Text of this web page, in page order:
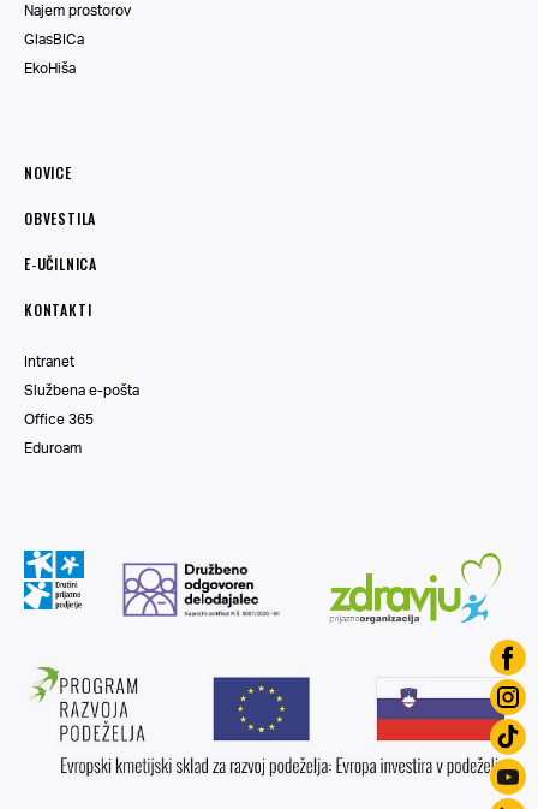
Najem prostorov
GlasBICa
EkoHiša
NOVICE
OBVESTILA
E-UČILNICA
KONTAKTI
Intranet
Službena e-pošta
Office 365
Eduroam